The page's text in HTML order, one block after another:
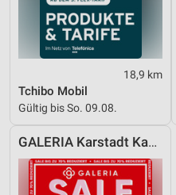
18,9 km
Tchibo Mobil
Gültig bis So. 09.08.
GALERIA Karstadt Kaufhof